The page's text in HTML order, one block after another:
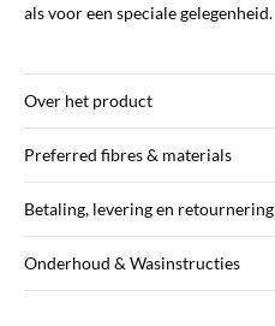
als voor een speciale gelegenheid.
Over het product
Preferred fibres & materials
Betaling, levering en retournering
Onderhoud & Wasinstructies